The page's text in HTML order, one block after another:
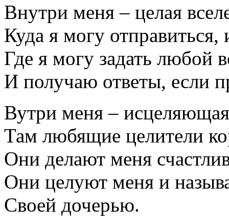
Внутри меня – целая
Куда я могу отправиться,
Где я могу задать любой
И получаю ответы, если
Вутри меня –
Там любящие целители
Они делают меня
Они целуют меня и
Своей дочерью.